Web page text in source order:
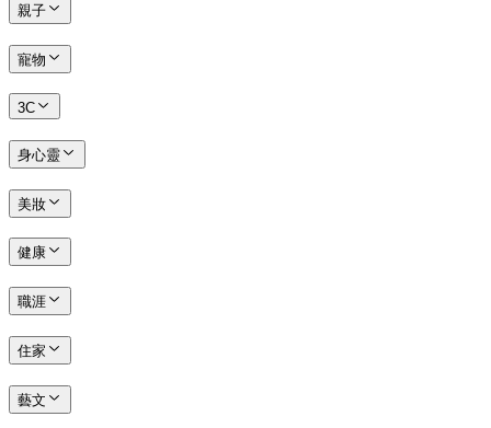
親子
寵物
3C
身心靈
美妝
健康
職涯
住家
藝文